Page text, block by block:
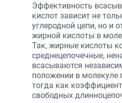
Эффективность
кислот зависит не
углеродной цепи, но и
жирной кислоты в
Так, жирные кислоты
среднецепочечные,
всасываются
положении в молекуле
тогда как
свободных